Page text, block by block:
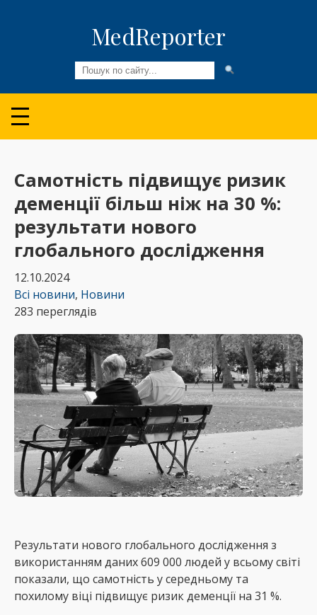
MedReporter
Всі новини
Огляди та Аналітика
Медспільнота
Колонки
Відео
Cамотність підвищує ризик
деменції більш ніж на 30 %:
результати нового
глобального дослідження
12.10.2024
Всі новини, Новини
283 переглядів
Результати нового глобального дослідження з
використанням даних 609 000 людей у ​​всьому світі
показали, що самотність у середньому та
похилому віці підвищує ризик деменції на 31 %.